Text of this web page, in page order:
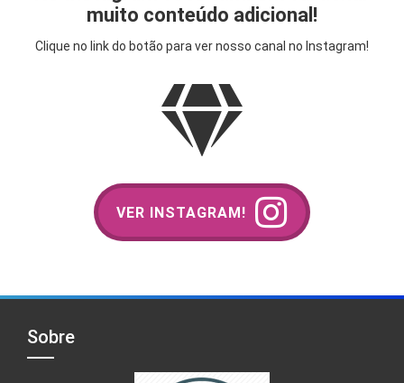
muito conteúdo adicional!
Clique no link do botão para ver nosso canal no Instagram!
VER INSTAGRAM!
Sobre